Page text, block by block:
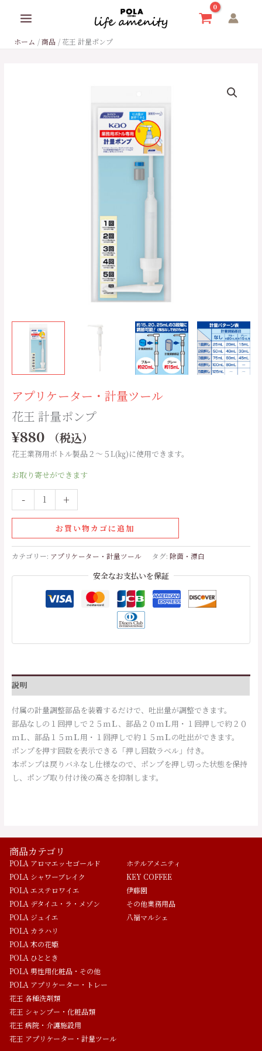
ホーム 商品 花王 計量ポンプ
アプリケーター・計量ツール
花王 計量ポンプ
¥880 （税込）
花王業務用ボトル製品２～５L(㎏)に使用できます。
お取り寄せができます
- +
お買い物カゴに追加
カテゴリー: アプリケーター・計量ツール タグ:除菌・漂白
安全なお支払いを保証
説明
付属の計量調整部品を装着するだけで、吐出量が調整できます。
部品なしの１回押しで２５ｍＬ、部品２０ｍＬ用・１回押しで約２０
ｍＬ、部品１５ｍＬ用・１回押しで約１５ｍＬの吐出ができます。
ポンプを押す回数を表示できる「押し回数ラベル」付き。
本ポンプは戻りバネなし仕様なので、ポンプを押し切った状態を保持
し、ポンプ取り付け後の高さを抑制します。
商品カテゴリ
POLA アロマエッセゴールド
POLA シャワーブレイク
POLA エステロワイエ
POLA デタイユ・ラ・メゾン
POLA ジュイエ
POLA カラハリ
POLA 木の花姫
POLA ひととき
POLA 男性用化粧品・その他
POLA アプリケーター・トレー
花王 各種洗剤類
花王 シャンプー・化粧品類
花王 病院・介護施設用
花王 アプリケーター・計量ツール
ホテルアメニティ
KEY COFFEE
伊藤園
その他業務用品
八福マルシェ